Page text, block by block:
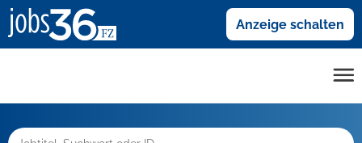
Anzeige schalten